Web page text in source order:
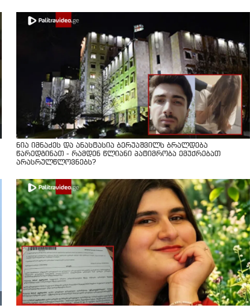
ნია იმნაძეს და ანასტასია ბერუაშვილს ბრალდება
წარედგინათ - რამდენ წლიანი პატიმრობა ემუქრებათ
არასრულწლოვნებს?